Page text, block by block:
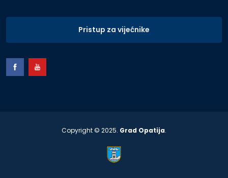
Pristup za vijećnike
Copyright © 2025. Grad Opatija.